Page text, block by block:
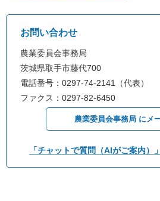
お問い合わせ
農業委員会事務局
茨城県取手市藤代700
電話番号：0297-74-2141（代表）
ファクス：0297-82-6450
農業委員会事務局 にメ
「チャットで質問（AIがご案内）」